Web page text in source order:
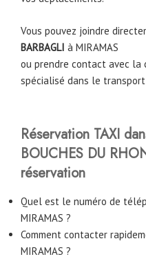
Vous pouvez joindre
BARBAGLI à MIRAMAS
ou prendre contact avec la
spécialisé dans le
Réservation TAXI
BOUCHES DU
réservation
Quel est le numéro de
MIRAMAS ?
Comment contacter
MIRAMAS ?